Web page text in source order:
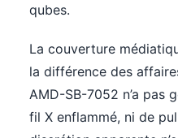
qubes.
La couverture
la différence des
AMD-SB-7052 n’a pas
fil X enflammé, ni de